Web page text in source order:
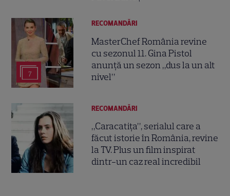
7
RECOMANDĂRI
MasterChef România revine
cu sezonul 11. Gina Pistol
anunță un sezon „dus la un alt
nivel”
RECOMANDĂRI
„Caracatița”, serialul care a
făcut istorie în România, revine
la TV. Plus un film inspirat
dintr-un caz real incredibil